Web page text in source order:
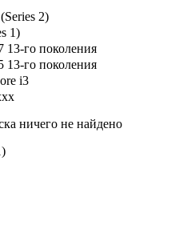
2)
1)
го поколения
го поколения
i3
ничего не найдено